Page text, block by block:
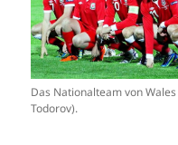
Das Nationalteam von
Todorov).